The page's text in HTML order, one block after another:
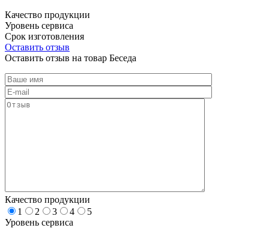
Качество продукции
Уровень сервиса
Срок изготовления
Оставить отзыв
Оставить отзыв на товар Беседа
Качество продукции
1
2 3 4
5
Уровень сервиса